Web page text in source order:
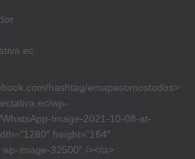
hashtag/emapasomostodos>
wp-
Image-2021-10-08-at-
height=”164″
image-32500″ /></a>